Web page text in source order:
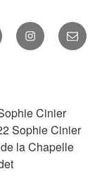
InstagramE-
mail
Cinier
Sophie Cinier
la Chapelle